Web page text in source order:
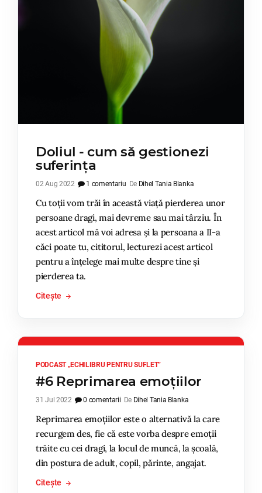
Doliul - cum să gestionezi
suferința
02 Aug 2022 1 comentariu De Dihel Tania Blanka
Cu toții vom trăi în această viață pierderea unor
persoane dragi, mai devreme sau mai târziu. În
acest articol mă voi adresa și la persoana a II-a
căci poate tu, cititorul, lecturezi acest articol
pentru a înțelege mai multe despre tine și
pierderea ta.
Citește
PODCAST „ECHILIBRU PENTRU SUFLET”
#6 Reprimarea emoțiilor
31 Jul 2022 0 comentarii De Dihel Tania Blanka
Reprimarea emoțiilor este o alternativă la care
recurgem des, fie că este vorba despre emoții
trăite cu cei dragi, la locul de muncă, la școală,
din postura de adult, copil, părinte, angajat.
Citește